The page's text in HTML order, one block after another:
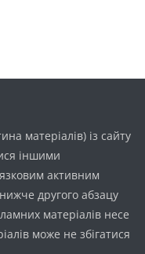
матеріалів) із сайту
іншими
активним
другого абзацу
матеріалів несе
може не збігатися